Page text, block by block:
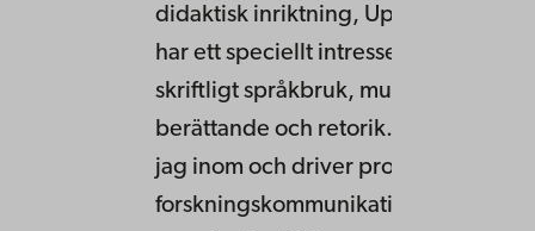
didaktisk inriktning, Uppsala
har ett speciellt intresse för muntligt
skriftligt språkbruk, muntlig
berättande och retorik. Fortlöpande
jag inom och driver projektet
forskningskommunikation: om